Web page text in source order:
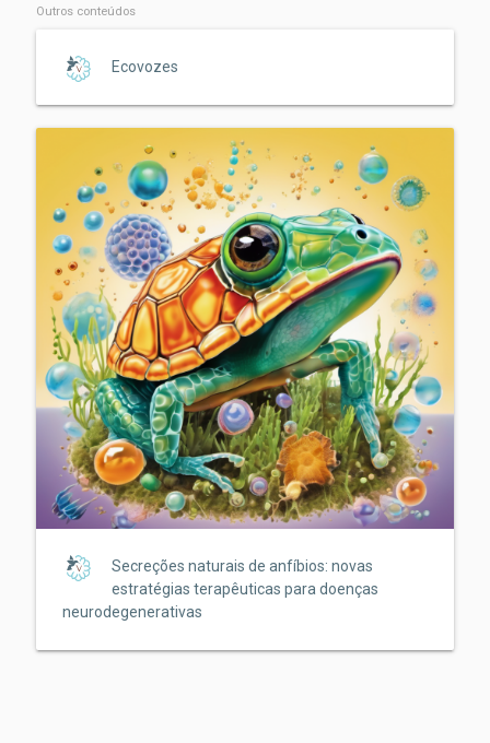
Outros conteúdos
Ecovozes
Secreções naturais de anfíbios: novas
estratégias terapêuticas para doenças
neurodegenerativas